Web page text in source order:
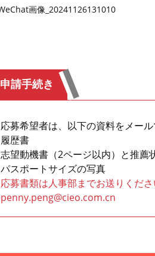
申請手続き
応募希望者は、以下の資料をメー
履歴書
志望動機書（2ページ以内）と推薦
パスポートサイズの写真
応募書類は人事部までお送りくださ
penny.peng@cieo.com.cn